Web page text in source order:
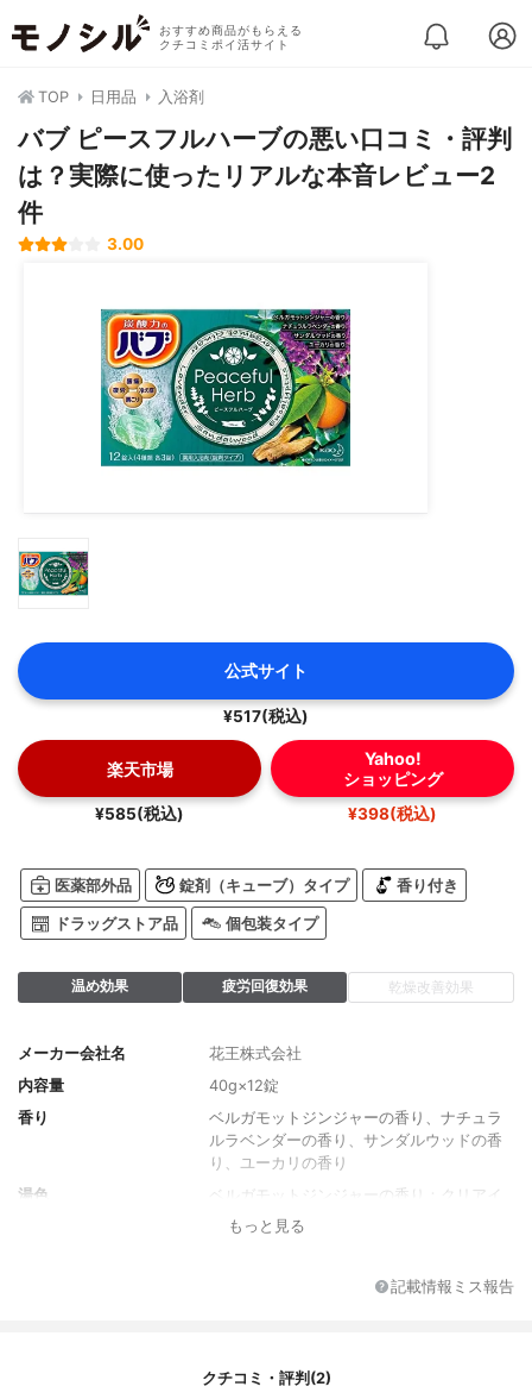
おすすめ商品がもらえる
クチコミポイ活サイト
TOP 日用品 入浴剤
バブ ピースフルハーブの悪い口コミ・評判
は？実際に使ったリアルな本音レビュー2
件
3.00
公式サイト
¥517(税込)
楽天市場
¥585(税込)
Yahoo!
ショッピング
¥398(税込)
医薬部外品 錠剤（キューブ）タイプ 香り付き
ドラッグストア品 個包装タイプ
温め効果 疲労回復効果 乾燥改善効果
メーカー会社名
花王株式会社
内容量
40g×12錠
香り
ベルガモットジンジャーの香り、ナチュラ
ルラベンダーの香り、サンダルウッドの香
り、ユーカリの香り
湯色
ベルガモットジンジャーの香り：クリアイ
エロー、ナチュラルラベンダーの香り：フ
トリウム、硫酸マグネシウム、硫酸ナトリ
もっと見る
記載情報ミス報告
クチコミ・評判(2)